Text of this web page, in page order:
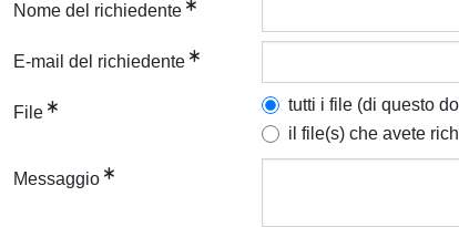
Nome del richiedente
E-mail del richiedente
File
tutti i file (di questo
il file(s) che avete
Messaggio